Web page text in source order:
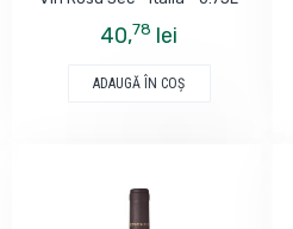
40,78 lei
ADAUGĂ ÎN COŞ